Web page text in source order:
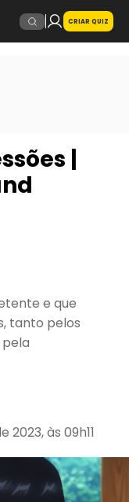
CRIAR QUIZ
|
e que
tanto pelos
2023, às 09h11